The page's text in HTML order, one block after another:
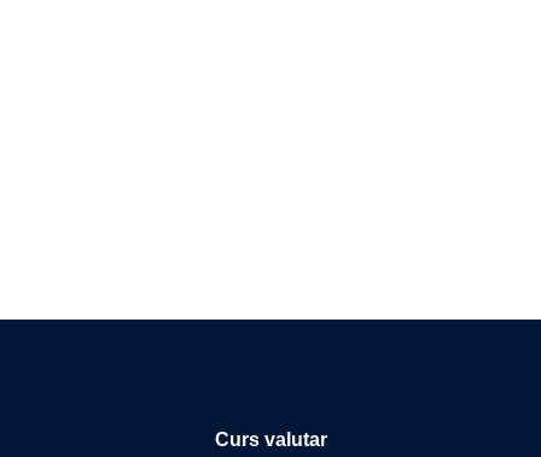
Curs valutar